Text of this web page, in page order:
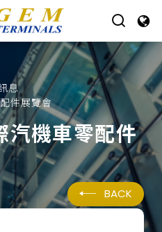
息
件展覽會
機車零配件
BACK